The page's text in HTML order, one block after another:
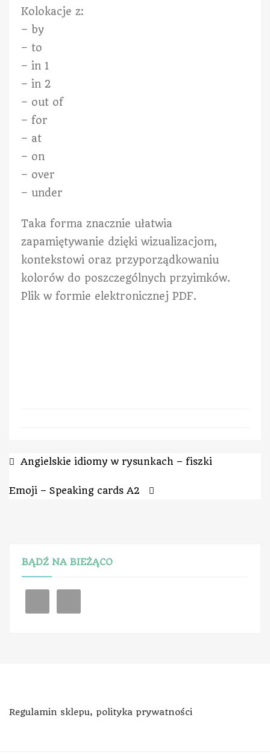
Kolokacje z:
– by
– to
– in 1
– in 2
– out of
– for
– at
– on
– over
– under
Taka forma znacznie ułatwia
zapamiętywanie dzięki wizualizacjom,
kontekstowi oraz przyporządkowaniu
kolorów do poszczególnych przyimków.
Plik w formie elektronicznej PDF.
Angielskie idiomy w rysunkach – fiszki
Emoji – Speaking cards A2
BĄDŹ NA BIEŻĄCO
Regulamin sklepu, polityka prywatności